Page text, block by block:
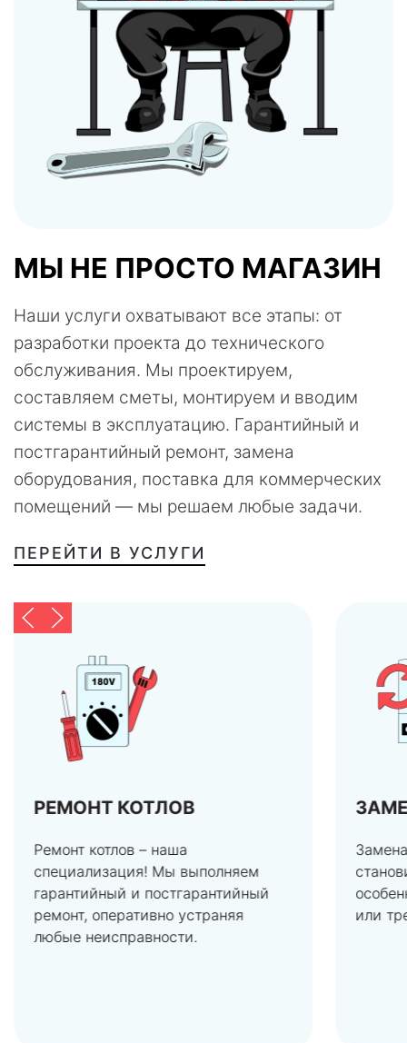
МЫ НЕ ПРОСТО МАГАЗИН
Наши услуги охватывают все этапы: от
разработки проекта до технического
обслуживания. Мы проектируем,
составляем сметы, монтируем и вводим
системы в эксплуатацию. Гарантийный и
постгарантийный ремонт, замена
оборудования, поставка для коммерческих
помещений — мы решаем любые задачи.
ПЕРЕЙТИ В УСЛУГИ
РЕМОНТ КОТЛОВ
Ремонт котлов – наша
специализация! Мы выполняем
гарантийный и постгарантийный
ремонт, оперативно устраняя
любые неисправности.
или